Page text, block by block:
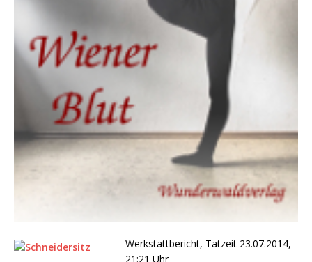
Werkstattbericht, Tatzeit 23.07.2014,
21:21 Uhr